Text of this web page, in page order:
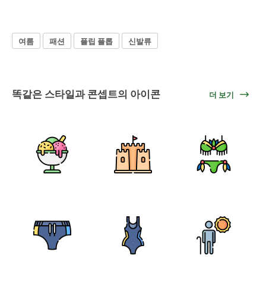
여름 패션 플립 플롭 신발류
똑같은 스타일과 콘셉트의 아이콘 더 보기